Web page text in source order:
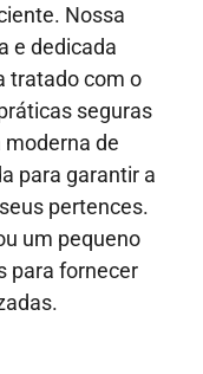
Nossa
e dedicada
tratado com o
seguras
de
para garantir a
pertences.
um pequeno
para fornecer